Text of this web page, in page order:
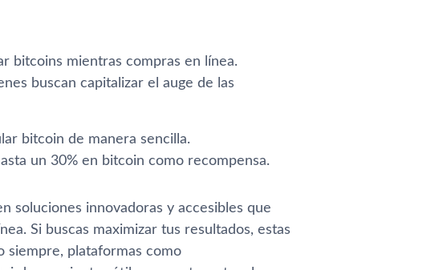
bitcoins mientras compras en línea.
buscan capitalizar el auge de las
bitcoin de manera sencilla.
un 30% en bitcoin como recompensa.
soluciones innovadoras y accesibles que
Si buscas maximizar tus resultados, estas
siempre, plataformas como